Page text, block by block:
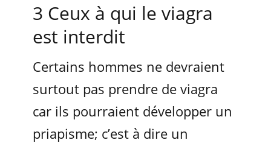
3 Ceux à qui le viagra
est interdit
Certains hommes ne devraient
surtout pas prendre de viagra
car ils pourraient développer un
priapisme; c’est à dire un